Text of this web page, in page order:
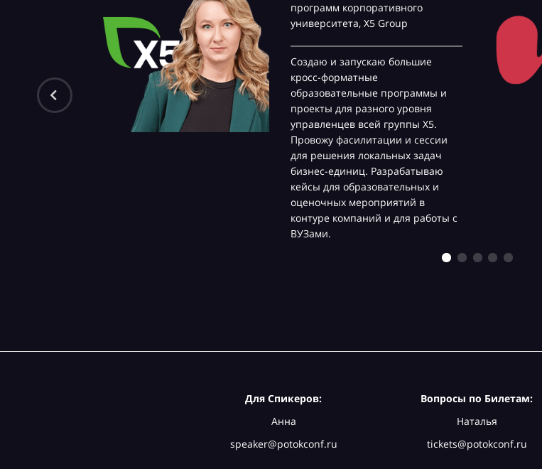
программ корпоративного
университета, Х5 Group
Создаю и запускаю большие
кросс-форматные
образовательные программы и
проекты для разного уровня
управленцев всей группы Х5.
Провожу фасилитации и сессии
для решения локальных задач
бизнес-единиц. Разрабатываю
кейсы для образовательных и
оценочных мероприятий в
контуре компаний и для работы с
ВУЗами.
Для Спикеров:
Анна
speaker@potokconf.ru
Вопросы по Билетам:
Наталья
tickets@potokconf.ru